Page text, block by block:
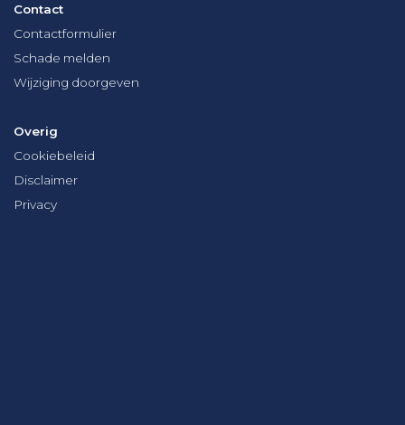
Contact
Contactformulier
Schade melden
Wijziging doorgeven
Overig
Cookiebeleid
Disclaimer
Privacy